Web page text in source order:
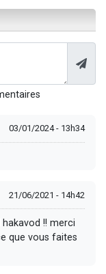
03/01/2024 - 13h34
21/06/2021 - 14h42
!! merci
que vous faites